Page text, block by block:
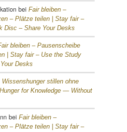
bei Fair bleiben –
– Plätze teilen | Stay fair –
Disc – Share Your Desks
bleiben – Pausenscheibe
| Stay fair – Use the Study
Desks
Wissenshunger stillen ohne
for Knowledge — Without
bei Fair bleiben –
– Plätze teilen | Stay fair –